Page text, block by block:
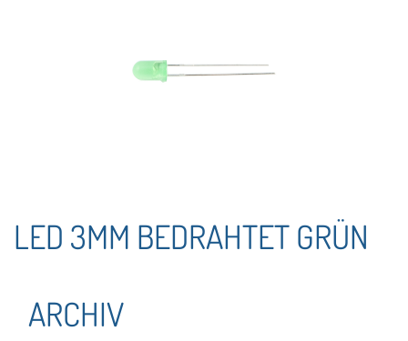
LED 3MM BEDRAHTET GRÜN
ARCHIV